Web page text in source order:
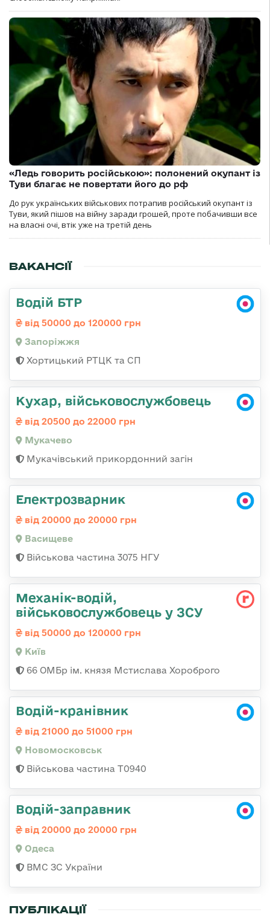
«Ледь говорить російською»: полонений окупант із
Туви благає не повертати його до рф
До рук українських військових потрапив російський окупант із
Туви, який пішов на війну заради грошей, проте побачивши все
на власні очі, втік уже на третій день
ВАКАНСІЇ
Водій БТР
від 50000 до 120000 грн
Запоріжжя
Хортицький РТЦК та СП
Кухар, військовослужбовець
від 20500 до 22000 грн
Мукачево
Мукачівський прикордонний загін
Електрозварник
від 20000 до 20000 грн
Васищеве
Військова частина 3075 НГУ
Механік-водій,
військовослужбовець у ЗСУ
від 50000 до 120000 грн
Київ
66 ОМБр ім. князя Мстислава Хороброго
Водій-кранівник
від 21000 до 51000 грн
Новомосковськ
Військова частина Т0940
Водій-заправник
від 20000 до 20000 грн
Одеса
ВМС ЗС України
ПУБЛІКАЦІЇ